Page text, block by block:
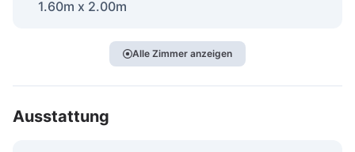
1.60m x 2.00m
Alle Zimmer anzeigen
Ausstattung